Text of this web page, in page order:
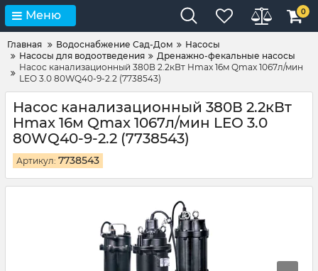
Меню 0
Главная Водоснабжение Сад-Дом
Насосы
Насосы для водоотведения
Дренажно-фекальные насосы
Насос канализационный 380В 2.2кВт Hmax 16м Qmax 1067л/мин
LEO 3.0 80WQ40-9-2.2 (7738543)
Насос канализационный 380В 2.2кВт
Hmax 16м Qmax 1067л/мин LEO 3.0
80WQ40-9-2.2 (7738543)
Артикул: 7738543